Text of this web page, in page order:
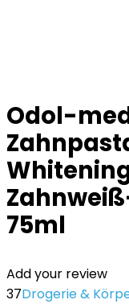
Odol-
75ml
Add your review
37Drogerie &